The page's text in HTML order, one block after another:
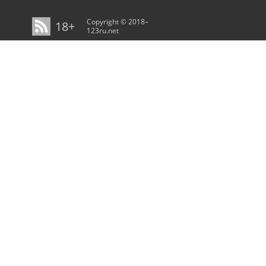
18+
Copyright © 2018–
123ru.net